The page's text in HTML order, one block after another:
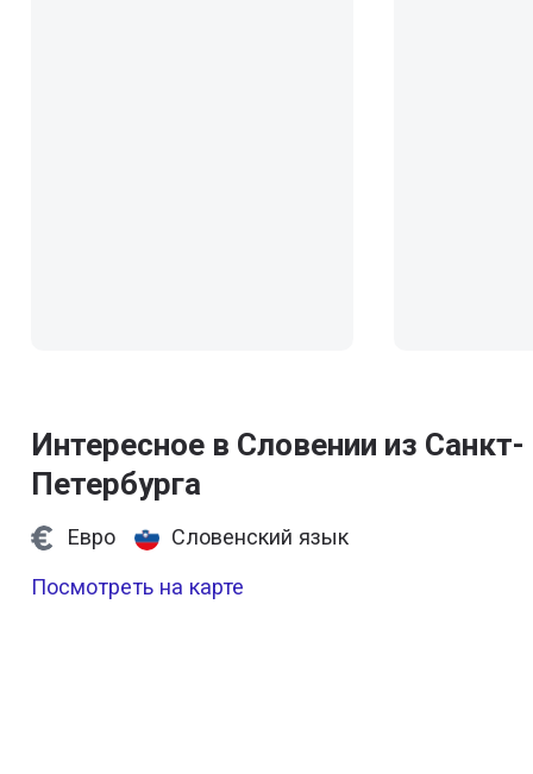
Интересное в Словении из Санкт-
Петербурга
Евро
Словенский язык
Посмотреть на карте